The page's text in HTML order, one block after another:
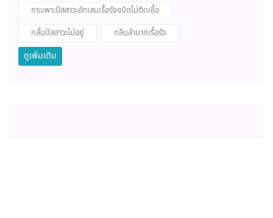
กระเพาะปัสสาวะอักเสบเรื้อรังชนิดไม่ติดเชื้อ
กลั้นปัสสาวะไม่อยู่
กลืนลำบากเรื้อรัง
ดูเพิ่มเติม